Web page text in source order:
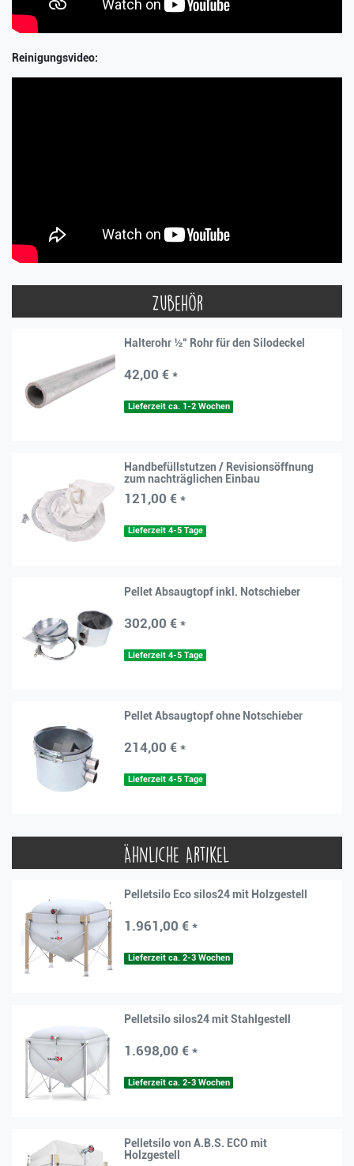
Reinigungsvideo:
Zubehör
Halterohr ½“ Rohr für den Silodeckel
42,00 € *
Lieferzeit ca. 1-2 Wochen
Handbefüllstutzen / Revisionsöffnung
zum nachträglichen Einbau
121,00 € *
Lieferzeit 4-5 Tage
Pellet Absaugtopf inkl. Notschieber
302,00 € *
Lieferzeit 4-5 Tage
Pellet Absaugtopf ohne Notschieber
214,00 € *
Lieferzeit 4-5 Tage
Ähnliche Artikel
Pelletsilo Eco silos24 mit Holzgestell
1.961,00 € *
Lieferzeit ca. 2-3 Wochen
Pelletsilo silos24 mit Stahlgestell
1.698,00 € *
Lieferzeit ca. 2-3 Wochen
Pelletsilo von A.B.S. ECO mit
Holzgestell